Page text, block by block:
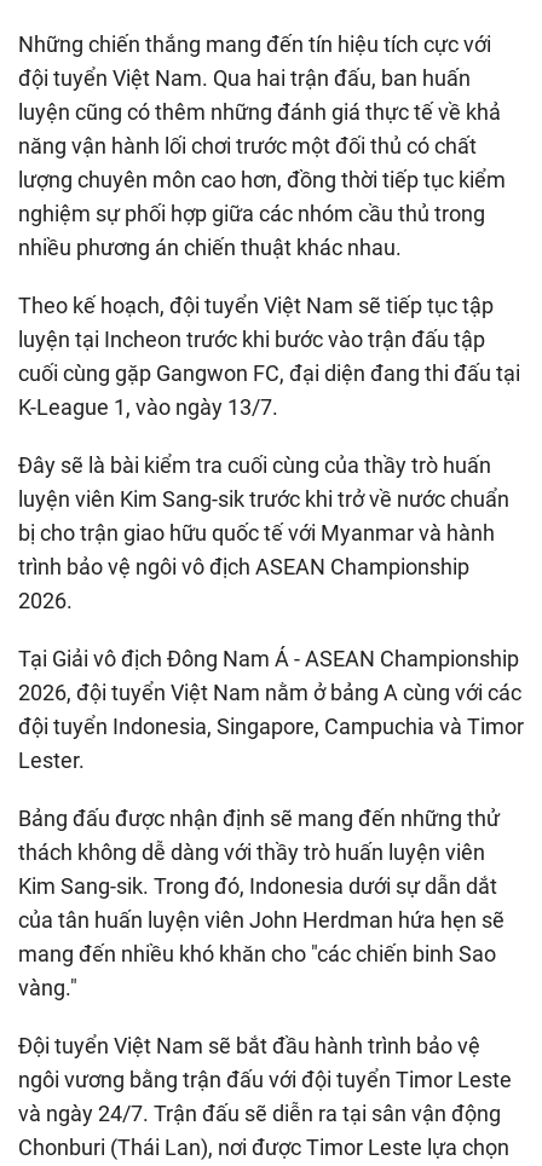
Những chiến thắng mang đến tín hiệu tích cực với
đội tuyển Việt Nam. Qua hai trận đấu, ban huấn
luyện cũng có thêm những đánh giá thực tế về khả
năng vận hành lối chơi trước một đối thủ có chất
lượng chuyên môn cao hơn, đồng thời tiếp tục kiểm
nghiệm sự phối hợp giữa các nhóm cầu thủ trong
nhiều phương án chiến thuật khác nhau.
Theo kế hoạch, đội tuyển Việt Nam sẽ tiếp tục tập
luyện tại Incheon trước khi bước vào trận đấu tập
cuối cùng gặp Gangwon FC, đại diện đang thi đấu tại
K-League 1, vào ngày 13/7.
Đây sẽ là bài kiểm tra cuối cùng của thầy trò huấn
luyện viên Kim Sang-sik trước khi trở về nước chuẩn
bị cho trận giao hữu quốc tế với Myanmar và hành
trình bảo vệ ngôi vô địch ASEAN Championship
2026.
Tại Giải vô địch Đông Nam Á - ASEAN Championship
2026, đội tuyển Việt Nam nằm ở bảng A cùng với các
đội tuyển Indonesia, Singapore, Campuchia và Timor
Lester.
Bảng đấu được nhận định sẽ mang đến những thử
thách không dễ dàng với thầy trò huấn luyện viên
Kim Sang-sik. Trong đó, Indonesia dưới sự dẫn dắt
của tân huấn luyện viên John Herdman hứa hẹn sẽ
mang đến nhiều khó khăn cho "các chiến binh Sao
vàng."
Đội tuyển Việt Nam sẽ bắt đầu hành trình bảo vệ
ngôi vương bằng trận đấu với đội tuyển Timor Leste
và ngày 24/7. Trận đấu sẽ diễn ra tại sân vận động
Chonburi (Thái Lan), nơi được Timor Leste lựa chọn